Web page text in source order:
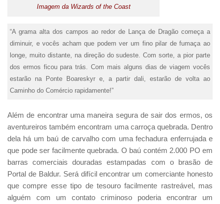
Imagem da Wizards of the Coast
“A grama alta dos campos ao redor de Lança de Dragão começa a
diminuir, e vocês acham que podem ver um fino pilar de fumaça ao
longe, muito distante, na direção do sudeste. Com sorte, a pior parte
dos ermos ficou para trás. Com mais alguns dias de viagem vocês
estarão na Ponte Boareskyr e, a partir dali, estarão de volta ao
Caminho do Comércio rapidamente!”
Além de encontrar uma maneira segura de sair dos ermos, os
aventureiros também encontram uma carroça quebrada. Dentro
dela há um baú de carvalho com uma fechadura enferrujada e
que pode ser facilmente quebrada. O baú contém 2.000 PO em
barras comerciais douradas estampadas com o brasão de
Portal de Baldur. Será difícil encontrar um comerciante honesto
que compre esse tipo de tesouro facilmente rastreável, mas
alguém com um contato criminoso poderia encontrar um